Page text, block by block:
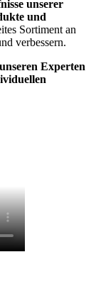
unserer
und
Sortiment an
verbessern.
Experten